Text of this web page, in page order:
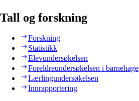
Tall og forskning
Forskning
Statistikk
Elevundersøkelsen
Foreldreundersøkelsen i barnehage
Lærlingundersøkelsen
Innrapportering